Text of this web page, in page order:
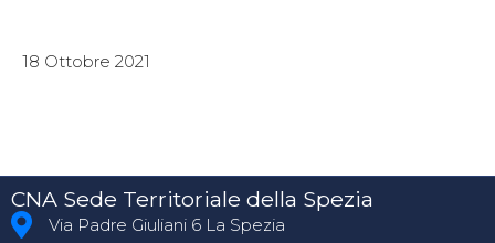
18 Ottobre 2021
CNA Sede Territoriale della Spezia
Via Padre Giuliani 6 La Spezia